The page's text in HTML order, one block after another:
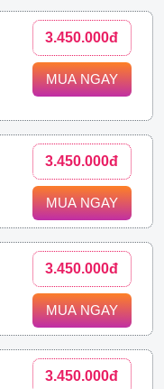
3.450.000đ
MUA NGAY
3.450.000đ
MUA NGAY
3.450.000đ
MUA NGAY
3.450.000đ